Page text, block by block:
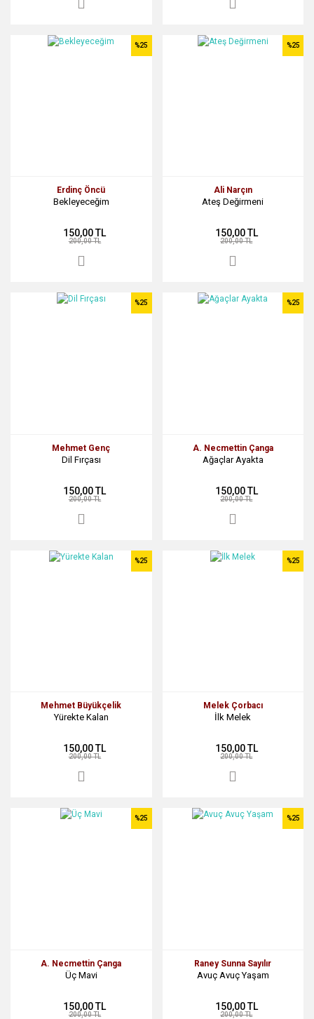
Erdinç Öncü
Bekleyeceğim
%25
150,00 TL
200,00 TL
Ali Narçın
Ateş Değirmeni
%25
150,00 TL
200,00 TL
Mehmet Genç
Dil Fırçası
%25
150,00 TL
200,00 TL
A. Necmettin Çanga
Ağaçlar Ayakta
%25
150,00 TL
200,00 TL
Mehmet Büyükçelik
Yürekte Kalan
%25
150,00 TL
200,00 TL
Melek Çorbacı
İlk Melek
%25
150,00 TL
200,00 TL
A. Necmettin Çanga
Üç Mavi
%25
150,00 TL
200,00 TL
Raney Sunna Sayılır
Avuç Avuç Yaşam
%25
150,00 TL
200,00 TL